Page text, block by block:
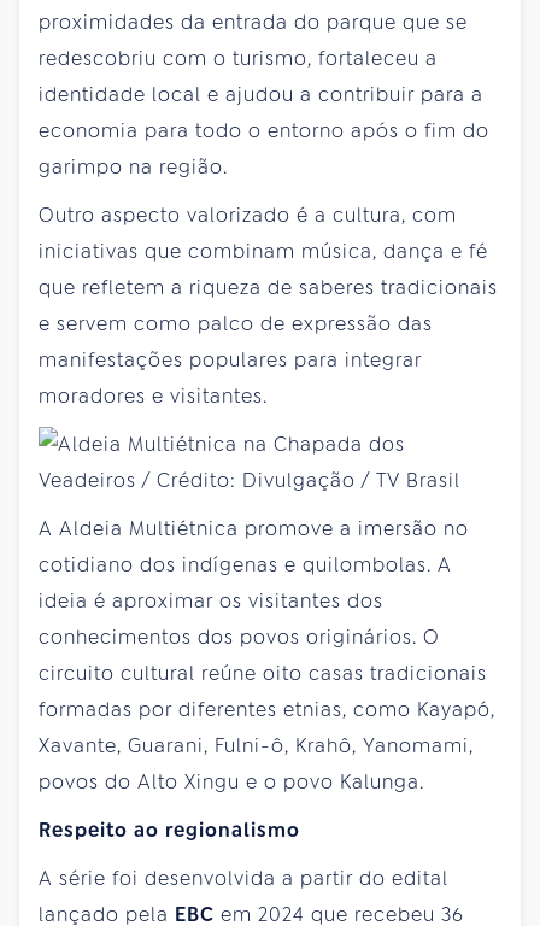
proximidades da entrada do parque que se
redescobriu com o turismo, fortaleceu a
identidade local e ajudou a contribuir para a
economia para todo o entorno após o fim do
garimpo na região.
Outro aspecto valorizado é a cultura, com
iniciativas que combinam música, dança e fé
que refletem a riqueza de saberes tradicionais
e servem como palco de expressão das
manifestações populares para integrar
moradores e visitantes.
A Aldeia Multiétnica promove a imersão no
cotidiano dos indígenas e quilombolas. A
ideia é aproximar os visitantes dos
conhecimentos dos povos originários. O
circuito cultural reúne oito casas tradicionais
formadas por diferentes etnias, como Kayapó,
Xavante, Guarani, Fulni-ô, Krahô, Yanomami,
povos do Alto Xingu e o povo Kalunga.
Respeito ao regionalismo
A série foi desenvolvida a partir do edital
lançado pela EBC em 2024 que recebeu 36